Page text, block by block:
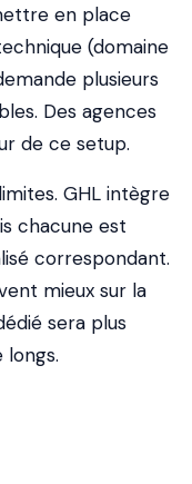
en place
(domaine
plusieurs
Des agences
de ce setup.
GHL intègre
chacune est
correspondant.
mieux sur la
sera plus